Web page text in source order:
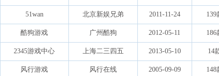
51wan 北京新娱兄弟 2011-11-24 139
酷狗游戏 广州酷狗 2012-05-11 186
2345游戏中心 上海二三四五 2013-05-10 14
风行游戏 风行在线 2005-09-09 148